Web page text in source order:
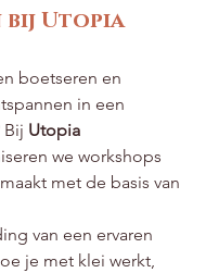
bij Utopia
boetseren en
in een
Bij Utopia
we workshops
met de basis van
van een ervaren
je met klei werkt,